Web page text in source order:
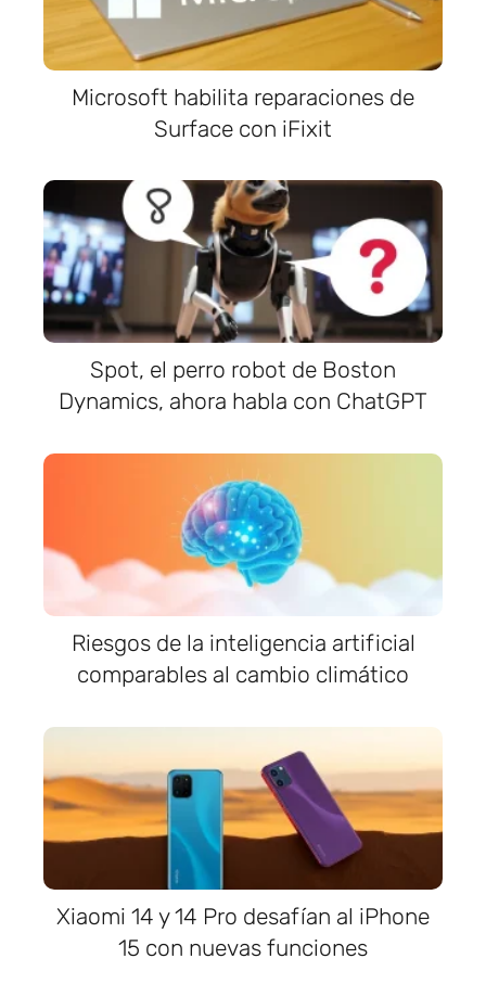
Microsoft habilita reparaciones de
Surface con iFixit
Spot, el perro robot de Boston
Dynamics, ahora habla con ChatGPT
Riesgos de la inteligencia artificial
comparables al cambio climático
Xiaomi 14 y 14 Pro desafían al iPhone
15 con nuevas funciones